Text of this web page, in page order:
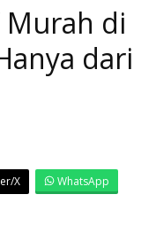
Murah di
dari
X
WhatsApp